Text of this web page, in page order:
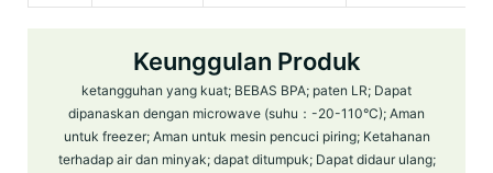
Keunggulan Produk
ketangguhan yang kuat; BEBAS BPA; paten LR; Dapat
dipanaskan dengan microwave (suhu：-20-110°C); Aman
untuk freezer; Aman untuk mesin pencuci piring; Ketahanan
terhadap air dan minyak; dapat ditumpuk; Dapat didaur ulang;